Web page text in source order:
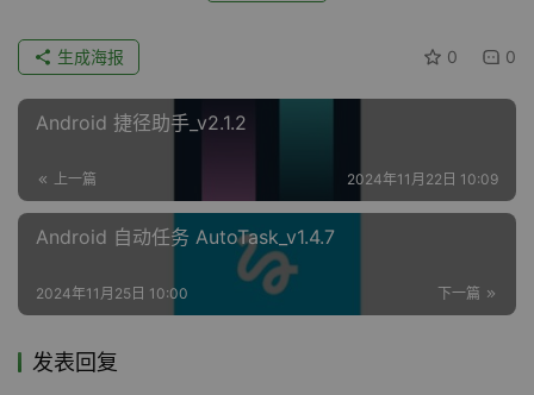
0 0
生成海报
Android 捷径助手_v2.1.2
上一篇 2024年11月22日 10:09
Android 自动任务 AutoTask_v1.4.7
下一篇
2024年11月25日 10:00
发表回复